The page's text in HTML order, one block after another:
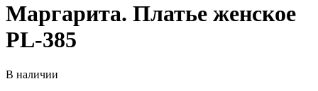
Маргарита. Платье женское
PL-385
В наличии